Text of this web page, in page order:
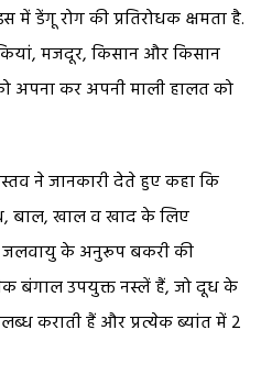
में डेंगू रोग की प्रतिरोधक क्षमता है.
मजदूर, किसान और किसान
अपना कर अपनी माली हालत को
ने जानकारी देते हुए कहा कि
बाल, खाल व खाद के लिए
जलवायु के अनुरूप बकरी की
बंगाल उपयुक्त नस्लें हैं, जो दूध के
कराती हैं और प्रत्येक ब्यांत में 2